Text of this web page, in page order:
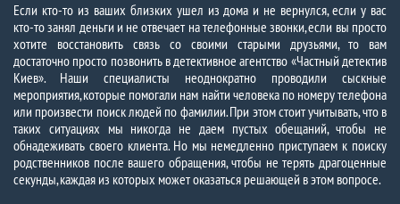
Если кто-то из ваших близких ушел из дома и не вернулся, если у вас
кто-то занял деньги и не отвечает на телефонные звонки, если вы просто
хотите восстановить связь со своими старыми друзьями, то вам
достаточно просто позвонить в детективное агентство «Частный детектив
Киев». Наши специалисты неоднократно проводили сыскные
мероприятия, которые помогали нам найти человека по номеру телефона
или произвести поиск людей по фамилии. При этом стоит учитывать, что в
таких ситуациях мы никогда не даем пустых обещаний, чтобы не
обнадеживать своего клиента. Но мы немедленно приступаем к поиску
родственников после вашего обращения, чтобы не терять драгоценные
секунды, каждая из которых может оказаться решающей в этом вопросе.